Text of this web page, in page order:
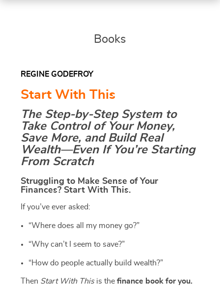
Books
REGINE GODEFROY
Start With This
The Step-by-Step System to
Take Control of Your Money,
Save More, and Build Real
Wealth—Even If You’re Starting
From Scratch
Struggling to Make Sense of Your
Finances? Start With This.
If you’ve ever asked:
“Where does all my money go?”
“Why can’t I seem to save?”
“How do people actually build wealth?”
Then Start With Thisis the finance book for you.